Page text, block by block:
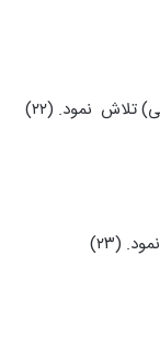
نمود. (۲۲)
(۲۳)